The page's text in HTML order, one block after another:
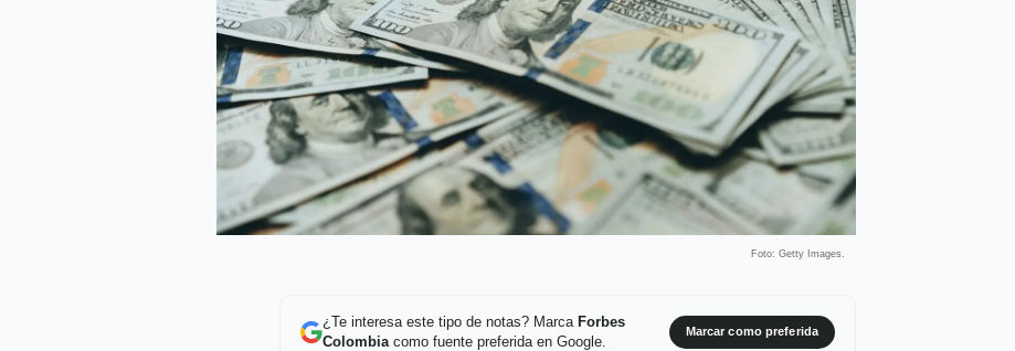
Foto: Getty Images.
¿Te interesa este tipo de notas? Marca Forbes
Colombiacomo fuente preferida en Google.
Marcar como preferida